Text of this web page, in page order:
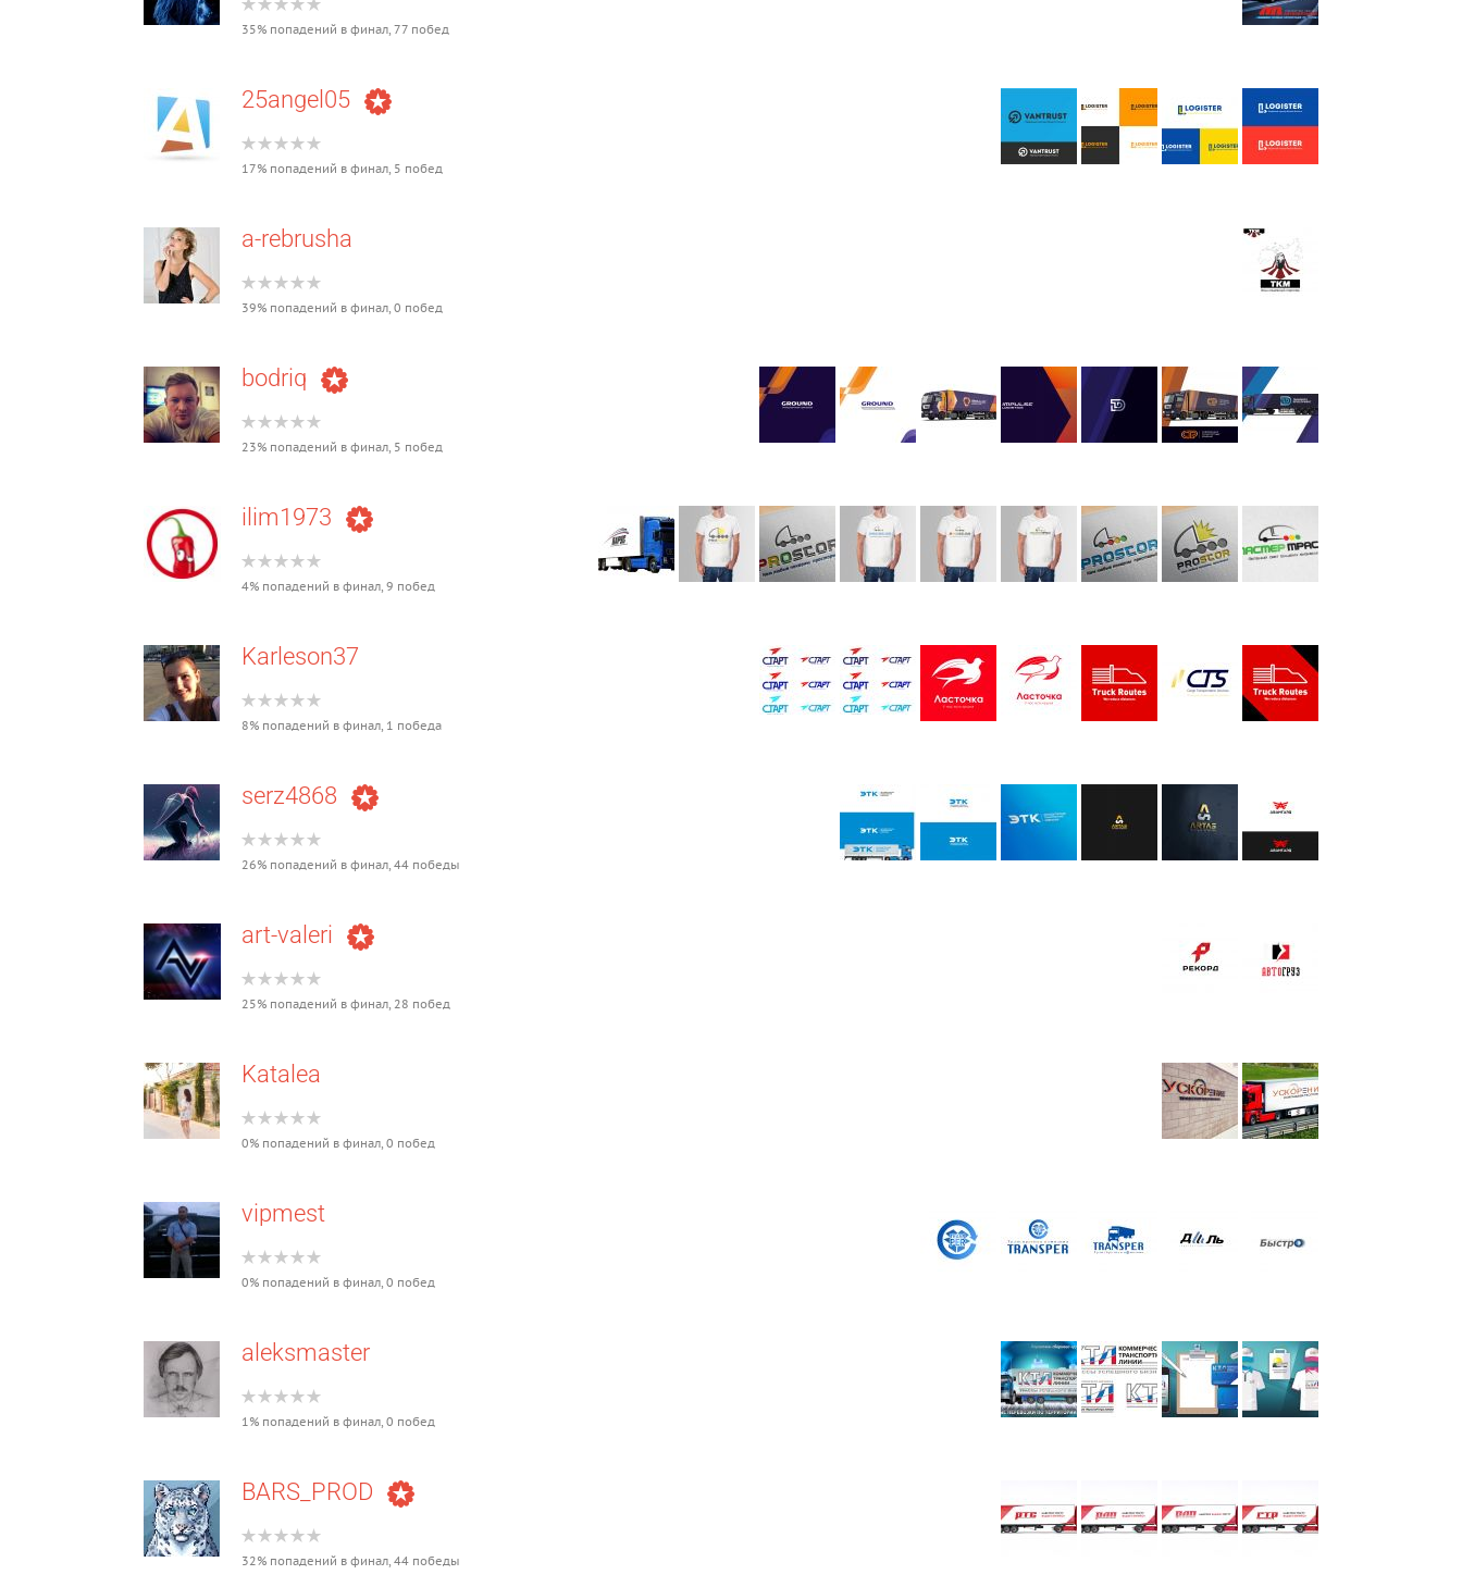
35% попадений в финал, 77 побед
25angel05
17% попадений в финал, 5 побед
a-rebrusha
39% попадений в финал, 0 побед
bodriq
23% попадений в финал, 5 побед
ilim1973
4% попадений в финал, 9 побед
Karleson37
8% попадений в финал, 1 победа
serz4868
26% попадений в финал, 44 победы
art-valeri
25% попадений в финал, 28 побед
Katalea
0% попадений в финал, 0 побед
vipmest
0% попадений в финал, 0 побед
aleksmaster
1% попадений в финал, 0 побед
BARS_PROD
32% попадений в финал, 44 победы